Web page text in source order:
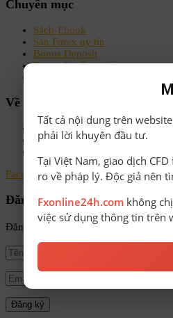
Chuyên mục
Sách-Ebook
Sàn Forex uy tín
Bonus Deposit
Bonus No Deposit
Về chúng tôi
Chính sách bảo mật
Điều khoản & Điều kiện
Facebook Instagram Linkedin Youtube
Đăng ký nhận tin
Đăng ký để nhận tin tức mới nhất từ
Tất cả nội dung trên
phải lời khuyên đầu tư.
Tại Việt Nam, giao dịch
ro về pháp lý. Độc giả nên
Fxonline24h.com không
việc sử dụng thông tin trên